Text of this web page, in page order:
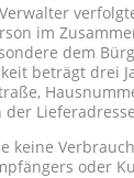
im
dem
beträgt drei
keine
oder